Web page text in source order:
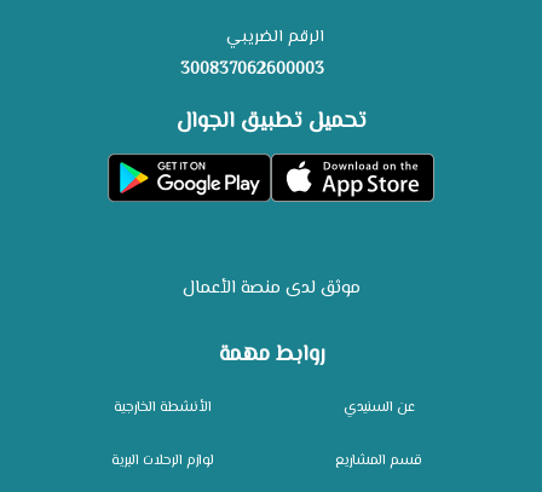
روابط مهمة
عن السنيدي
قسم المشاريع
الأنشطة الخارجية
لوازم الرحلات البرية
الرقم الضريبي
300837062600003
تحميل تطبيق الجوال
موثق لدى منصة الأعمال